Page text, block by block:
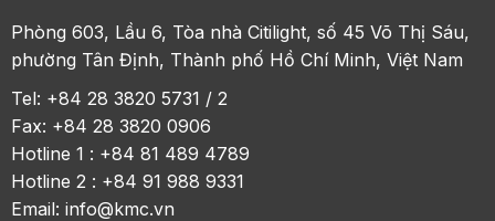
Phòng 603, Lầu 6, Tòa nhà Citilight, số 45 Võ Thị Sáu,
phường Tân Định, Thành phố Hồ Chí Minh, Việt Nam
Tel: +84 28 3820 5731 / 2
Fax: +84 28 3820 0906
Hotline 1 : +84 81 489 4789
Hotline 2 : +84 91 988 9331
Email:info@kmc.vn